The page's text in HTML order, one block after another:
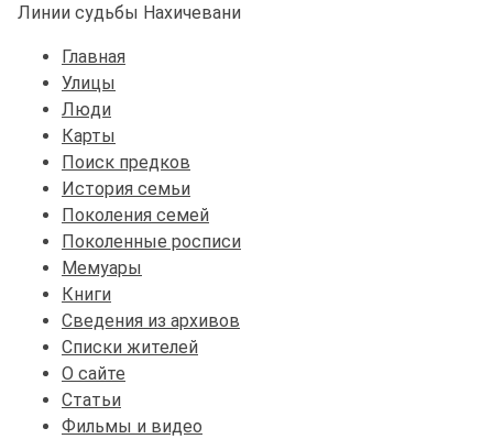
Линии судьбы Нахичевани
Главная
Улицы
Люди
Карты
Поиск предков
История семьи
Поколения семей
Поколенные росписи
Мемуары
Книги
Сведения из архивов
Списки жителей
О сайте
Статьи
Фильмы и видео